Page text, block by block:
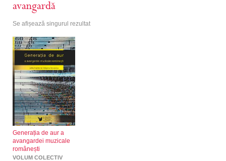
avangardă
Se afișează singurul rezultat
Generația de aur a
avangardei muzicale
românești
VOLUM COLECTIV